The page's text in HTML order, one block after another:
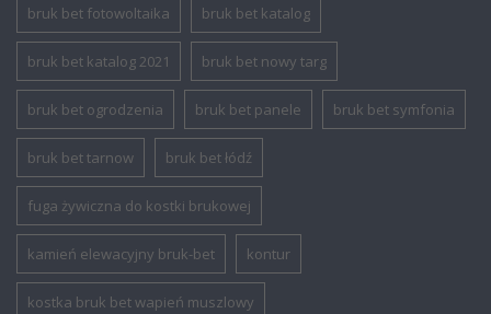
bruk bet fotowoltaika bruk bet katalog
bruk bet katalog 2021 bruk bet nowy targ
bruk bet ogrodzenia bruk bet panele bruk bet symfonia
bruk bet tarnow bruk bet łódź
fuga żywiczna do kostki brukowej
kamień elewacyjny bruk-bet kontur
kostka bruk bet wapień muszlowy